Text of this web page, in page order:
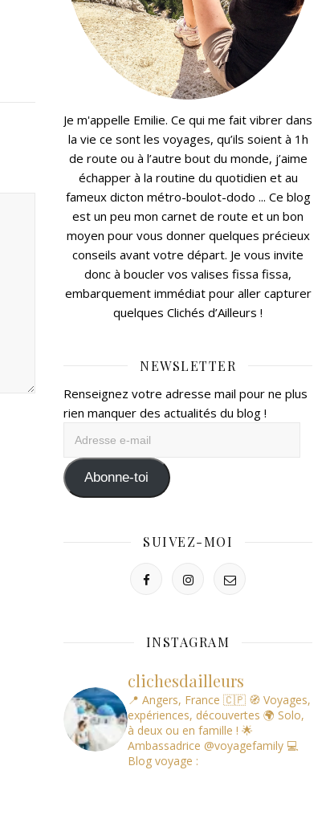
Je m'appelle Emilie. Ce qui me fait vibrer dans
la vie ce sont les voyages, qu’ils soient à 1h
de route ou à l’autre bout du monde, j’aime
échapper à la routine du quotidien et au
fameux dicton métro-boulot-dodo ... Ce blog
est un peu mon carnet de route et un bon
moyen pour vous donner quelques précieux
conseils avant votre départ. Je vous invite
donc à boucler vos valises fissa fissa,
embarquement immédiat pour aller capturer
quelques Clichés d’Ailleurs !
NEWSLETTER
Renseignez votre adresse mail pour ne plus
rien manquer des actualités du blog !
mail Abonne-toi
SUIVEZ-MOI
INSTAGRAM
clichesdailleurs
📍 Angers, France 🇨🇵 🧭 Voyages,
expériences, découvertes 🌍 Solo,
à deux ou en famille ! 🌟
Ambassadrice @voyagefamily 💻
Blog voyage :